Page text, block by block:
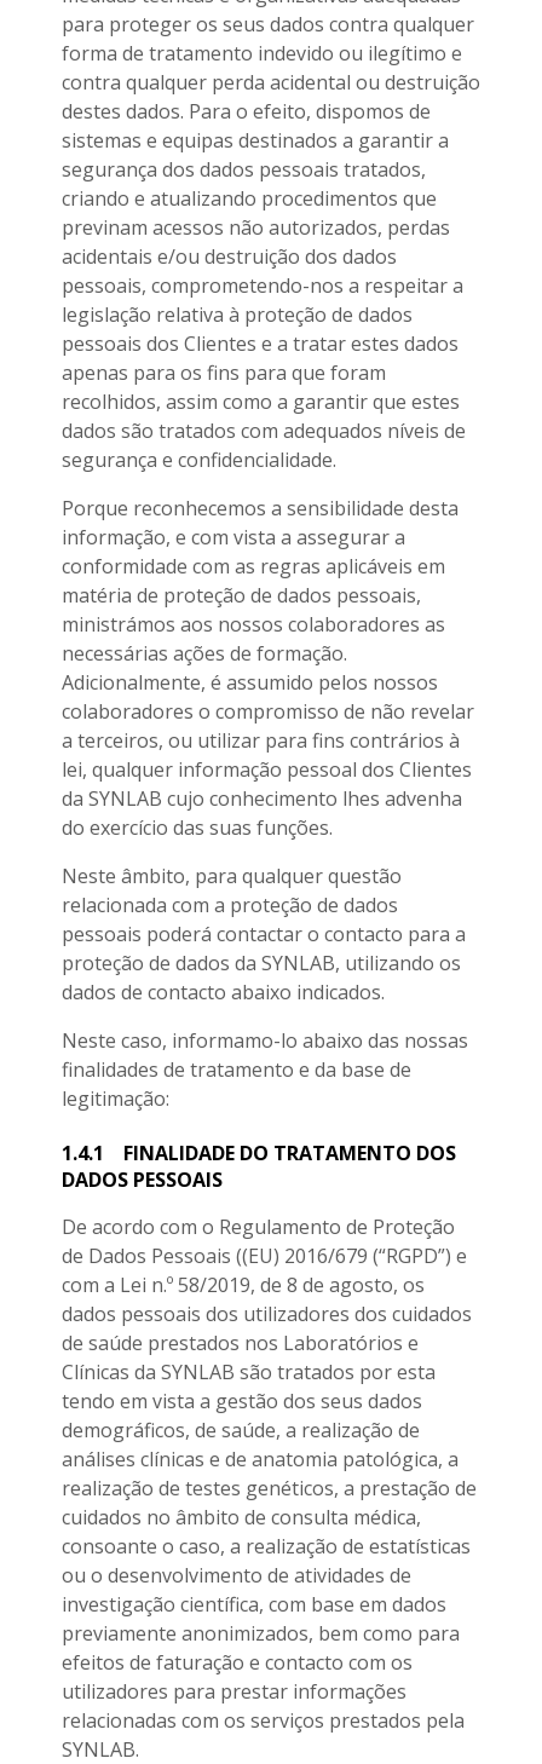
para proteger os seus dados contra qualquer
forma de tratamento indevido ou ilegítimo e
contra qualquer perda acidental ou destruição
destes dados. Para o efeito, dispomos de
sistemas e equipas destinados a garantir a
segurança dos dados pessoais tratados,
criando e atualizando procedimentos que
previnam acessos não autorizados, perdas
acidentais e/ou destruição dos dados
pessoais, comprometendo-nos a respeitar a
legislação relativa à proteção de dados
pessoais dos Clientes e a tratar estes dados
apenas para os fins para que foram
recolhidos, assim como a garantir que estes
dados são tratados com adequados níveis de
segurança e confidencialidade.
Porque reconhecemos a sensibilidade desta
informação, e com vista a assegurar a
conformidade com as regras aplicáveis em
matéria de proteção de dados pessoais,
ministrámos aos nossos colaboradores as
necessárias ações de formação.
Adicionalmente, é assumido pelos nossos
colaboradores o compromisso de não revelar
a terceiros, ou utilizar para fins contrários à
lei, qualquer informação pessoal dos Clientes
da SYNLAB cujo conhecimento lhes advenha
do exercício das suas funções.
Neste âmbito, para qualquer questão
relacionada com a proteção de dados
pessoais poderá contactar o contacto para a
proteção de dados da SYNLAB, utilizando os
dados de contacto abaixo indicados.
Neste caso, informamo-lo abaixo das nossas
finalidades de tratamento e da base de
legitimação:
1.4.1 FINALIDADE DO TRATAMENTO DOS
DADOS PESSOAIS
De acordo com o Regulamento de Proteção
de Dados Pessoais ((EU) 2016/679 (“RGPD”) e
com a Lei n.º 58/2019, de 8 de agosto, os
dados pessoais dos utilizadores dos cuidados
de saúde prestados nos Laboratórios e
Clínicas da SYNLAB são tratados por esta
tendo em vista a gestão dos seus dados
demográficos, de saúde, a realização de
análises clínicas e de anatomia patológica, a
realização de testes genéticos, a prestação de
cuidados no âmbito de consulta médica,
consoante o caso, a realização de estatísticas
ou o desenvolvimento de atividades de
investigação científica, com base em dados
previamente anonimizados, bem como para
efeitos de faturação e contacto com os
utilizadores para prestar informações
relacionadas com os serviços prestados pela
SYNLAB.